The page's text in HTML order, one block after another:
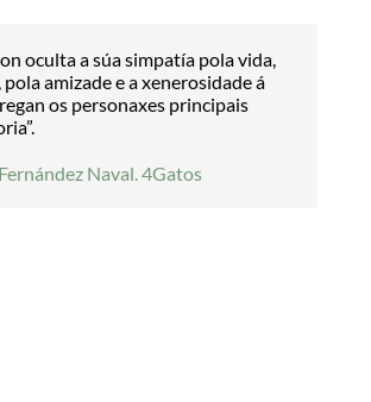
oculta a súa simpatía pola vida,
amizade e a xenerosidade á
os personaxes principais
Naval. 4Gatos